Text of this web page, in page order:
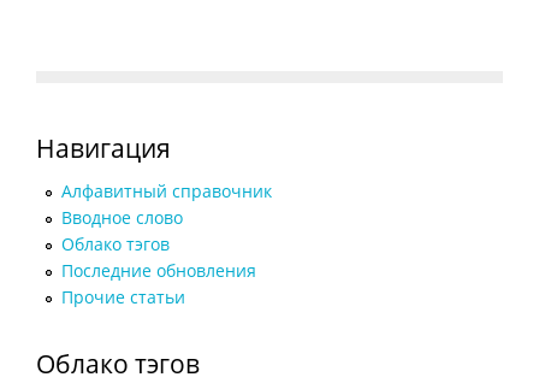
Навигация
Алфавитный справочник
Вводное слово
Облако тэгов
Последние обновления
Прочие статьи
Облако тэгов